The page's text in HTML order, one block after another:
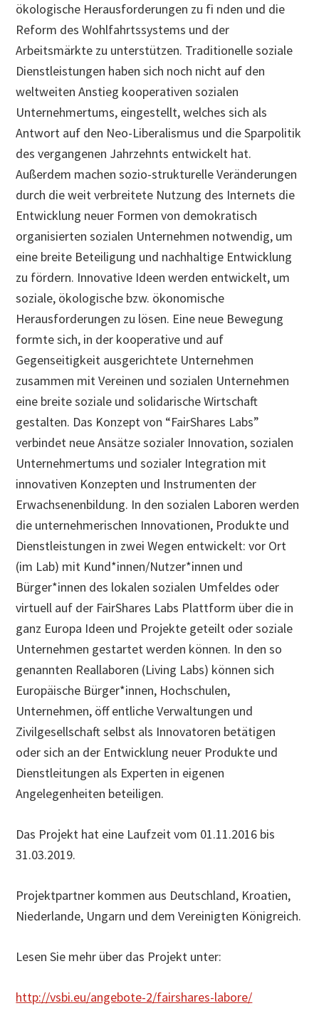
ökologische Herausforderungen zu fi nden und die
Reform des Wohlfahrtssystems und der
Arbeitsmärkte zu unterstützen. Traditionelle soziale
Dienstleistungen haben sich noch nicht auf den
weltweiten Anstieg kooperativen sozialen
Unternehmertums, eingestellt, welches sich als
Antwort auf den Neo-Liberalismus und die Sparpolitik
des vergangenen Jahrzehnts entwickelt hat.
Außerdem machen sozio-strukturelle Veränderungen
durch die weit verbreitete Nutzung des Internets die
Entwicklung neuer Formen von demokratisch
organisierten sozialen Unternehmen notwendig, um
eine breite Beteiligung und nachhaltige Entwicklung
zu fördern. Innovative Ideen werden entwickelt, um
soziale, ökologische bzw. ökonomische
Herausforderungen zu lösen. Eine neue Bewegung
formte sich, in der kooperative und auf
Gegenseitigkeit ausgerichtete Unternehmen
zusammen mit Vereinen und sozialen Unternehmen
eine breite soziale und solidarische Wirtschaft
gestalten. Das Konzept von “FairShares Labs”
verbindet neue Ansätze sozialer Innovation, sozialen
Unternehmertums und sozialer Integration mit
innovativen Konzepten und Instrumenten der
Erwachsenenbildung. In den sozialen Laboren werden
die unternehmerischen Innovationen, Produkte und
Dienstleistungen in zwei Wegen entwickelt: vor Ort
(im Lab) mit Kund*innen/Nutzer*innen und
Bürger*innen des lokalen sozialen Umfeldes oder
virtuell auf der FairShares Labs Plattform über die in
ganz Europa Ideen und Projekte geteilt oder soziale
Unternehmen gestartet werden können. In den so
genannten Reallaboren (Living Labs) können sich
Europäische Bürger*innen, Hochschulen,
Unternehmen, öff entliche Verwaltungen und
Zivilgesellschaft selbst als Innovatoren betätigen
oder sich an der Entwicklung neuer Produkte und
Dienstleitungen als Experten in eigenen
Angelegenheiten beteiligen.
Das Projekt hat eine Laufzeit vom 01.11.2016 bis
31.03.2019.
Projektpartner kommen aus Deutschland, Kroatien,
Niederlande, Ungarn und dem Vereinigten Königreich.
Lesen Sie mehr über das Projekt unter:
http://vsbi.eu/angebote-2/fairshares-labore/